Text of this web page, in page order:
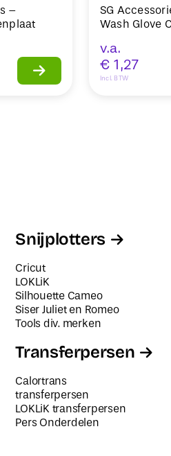
–
SG
Wash Glove
v.a.
€ 1,27
Incl. BTW
Snijplotters
Cricut
LOKLiK
Silhouette Cameo
Siser Juliet en Romeo
Tools div. merken
Transferpersen
Calortrans
transferpersen
LOKLiK transferpersen
Pers Onderdelen